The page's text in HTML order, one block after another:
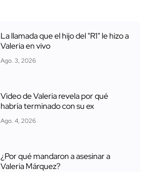
La llamada que el hijo del "R1" le hizo a
Valeria en vivo
Ago. 3, 2026
Video de Valeria revela por qué
habría terminado con su ex
Ago. 4, 2026
¿Por qué mandaron a asesinar a
Valeria Márquez?